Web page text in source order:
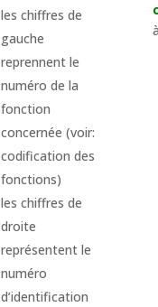
les chiffres de
gauche
reprennent le
numéro de la
fonction
concernée (voir:
codification des
fonctions)
les chiffres de
droite
représentent le
numéro
d’identification